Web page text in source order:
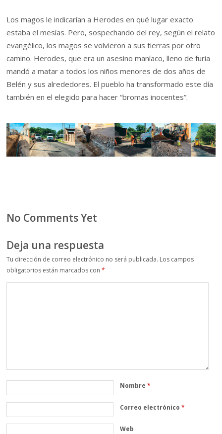
Los magos le indicarían a Herodes en qué lugar exacto
estaba el mesías. Pero, sospechando del rey, según el relato
evangélico, los magos se volvieron a sus tierras por otro
camino. Herodes, que era un asesino maníaco, lleno de furia
mandó a matar a todos los niños menores de dos años de
Belén y sus alrededores. El pueblo ha transformado este día
también en el elegido para hacer “bromas inocentes”.
No Comments Yet
Deja una respuesta
Tu dirección de correo electrónico no será publicada. Los campos
obligatorios están marcados con*
Nombre*
Correo electrónico*
Web